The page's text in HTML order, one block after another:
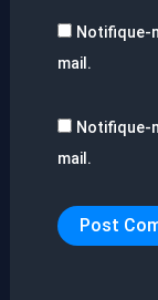
Notifique-
mail.
Notifique-
mail.